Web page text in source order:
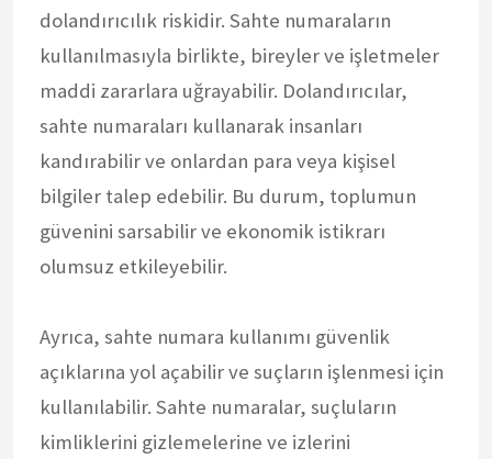
dolandırıcılık riskidir. Sahte numaraların
kullanılmasıyla birlikte, bireyler ve işletmeler
maddi zararlara uğrayabilir. Dolandırıcılar,
sahte numaraları kullanarak insanları
kandırabilir ve onlardan para veya kişisel
bilgiler talep edebilir. Bu durum, toplumun
güvenini sarsabilir ve ekonomik istikrarı
olumsuz etkileyebilir.
Ayrıca, sahte numara kullanımı güvenlik
açıklarına yol açabilir ve suçların işlenmesi için
kullanılabilir. Sahte numaralar, suçluların
kimliklerini gizlemelerine ve izlerini